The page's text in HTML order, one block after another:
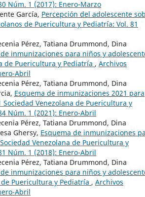
Núm. 1 (2017): Enero-Marzo
García, Percepción del adolescente
de Puericultura y Pediatría: Vol. 81
Pérez, Tatiana Drummond, Dina
inmunizaciones para niños y
de Puericultura y Pediatría , Archivos
Abril
Pérez, Tatiana Drummond, Dina
Esquema de inmunizaciones 2021 para
Venezolana de Puericultura y
Núm. 1 (2021): Enero-Abril
Pérez, Tatiana Drummond, Dina
Ghersy, Esquema de inmunizaciones
Venezolana de Puericultura y
Núm. 1 (2018): Enero-Abril
Pérez, Tatiana Drummond, Dina
inmunizaciones para niños y
Puericultura y Pediatría , Archivos
Abril